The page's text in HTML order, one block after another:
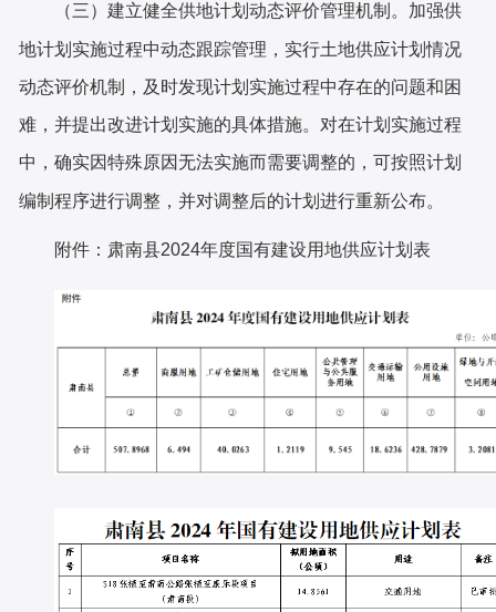
（三）建立健全供地计划动态评价管理机制。 加强供
地计划实施过程中动态跟踪管理，实行土地供应计划情况
动态评价机制，及时发现计划实施过程中存在的问题和困
难，并提出改进计划实施的具体措施。对在计划实施过程
中，确实因特殊原因无法实施而需要调整的，可按照计划
编制程序进行调整，并对调整后的计划进行重新公布。
附件：肃南县2024年度国有建设用地供应计划表